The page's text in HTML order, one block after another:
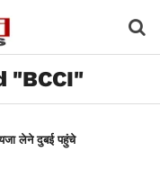
"BCCI"
लेने दुबई पहुंचे